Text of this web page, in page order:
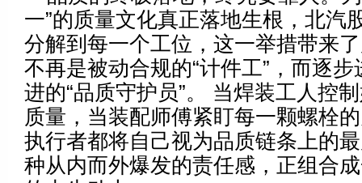
一”的质量文化真正落地生根，北汽
分解到每一个工位，这一举措带来
不再是被动合规的“计件工”，而逐
进的“品质守护员”。 当焊装工人控
质量，当装配师傅紧盯每一颗螺栓
执行者都将自己视为品质链条上的
种从内而外爆发的责任感，正组合